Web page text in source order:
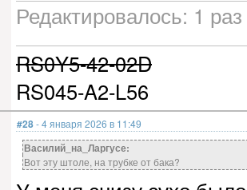
Редактировалось: 1
RS0Y5-42-02D
RS045-A2-L56
#28- 4 января 2026 в 11:49
Василий_на_Ларгусе:
Вот эту штоле, на трубке от бака?